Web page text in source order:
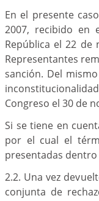
En el presente
2007, recibido en
República el 22 de
Representantes
sanción. Del
Congreso el 30 de
Si se tiene en
por el cual el
presentadas
2.2. Una vez
conjunta de